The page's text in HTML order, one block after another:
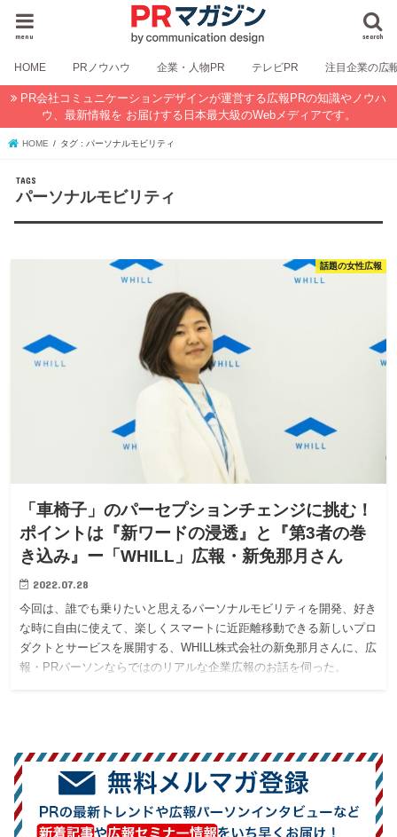
search
menu
HOME PRノウハウ 企業・人物PR テレビPR 注目企業の広
PR会社コミュニケーションデザインが運営する広報PRの知識やノウハ
ウ、最新情報を お届けする日本最大級のWebメディアです。
HOME タグ : パーソナルモビリティ
パーソナルモビリティ
話題の女性広報
「車椅子」のパーセプションチェンジに挑む！
ポイントは『新ワードの浸透』と『第3者の巻
き込み』ー「WHILL」広報・新免那月さん
2022.07.28
今回は、誰でも乗りたいと思えるパーソナルモビリティを開発、好き
な時に自由に使えて、楽しくスマートに近距離移動できる新しいプロ
ダクトとサービスを展開する、WHILL株式会社の新免那月さんに、広
報・PRパーソンならではのリアルな企業広報のお話を伺った。